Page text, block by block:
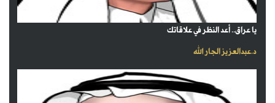
يا عراق.. أعد النظر في علاقاتك
د.عبدالعزيز الجار الله